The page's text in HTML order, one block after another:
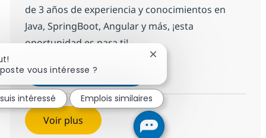
de 3 años de experiencia y conocimientos en
Java, SpringBoot, Angular y más, ¡esta
oportunidad es para ti!
Postulez maintenant
Sauvegarder Desarrollador/a
Voir plus
vous intéresse ?
Fermer la notification du
intéressé Emplois similaires